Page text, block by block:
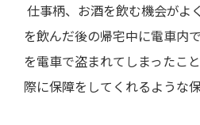
仕事柄、お酒を飲む機会がよ
を飲んだ後の帰宅中に電車内
を電車で盗まれてしまったこ
際に保障をしてくれるような